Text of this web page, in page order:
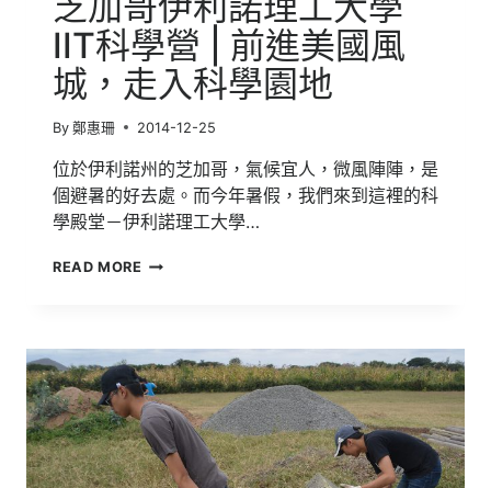
嶼
IIT科學營 | 前進美國風
城，走入科學園地
By 鄭惠珊 2014-12-25
位於伊利諾州的芝加哥，氣候宜人，微風陣陣，是
個避暑的好去處。而今年暑假，我們來到這裡的科
學殿堂－伊利諾理工大學…
READ MORE
諾
理
工
大
學
IIT